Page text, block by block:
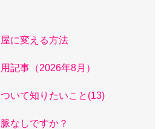
に変える方法
記事（2026年8月）
ついて知りたいこと(13)
なしですか？